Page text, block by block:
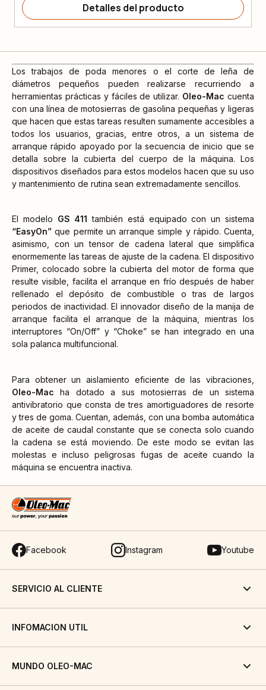
Detalles del producto
Los trabajos de poda menores o el corte de leña de
diámetros pequeños pueden realizarse recurriendo a
herramientas prácticas y fáciles de utilizar. Oleo-Mac cuenta
con una línea de motosierras de gasolina pequeñas y ligeras
que hacen que estas tareas resulten sumamente accesibles a
todos los usuarios, gracias, entre otros, a un sistema de
arranque rápido apoyado por la secuencia de inicio que se
detalla sobre la cubierta del cuerpo de la máquina. Los
dispositivos diseñados para estos modelos hacen que su uso
y mantenimiento de rutina sean extremadamente sencillos.
El modelo GS 411 también está equipado con un sistema
“EasyOn” que permite un arranque simple y rápido. Cuenta,
asimismo, con un tensor de cadena lateral que simplifica
enormemente las tareas de ajuste de la cadena. El dispositivo
Primer, colocado sobre la cubierta del motor de forma que
resulte visible, facilita el arranque en frío después de haber
rellenado el depósito de combustible o tras de largos
periodos de inactividad. El innovador diseño de la manija de
arranque facilita el arranque de la máquina, mientras los
interruptores “On/Off” y “Choke” se han integrado en una
sola palanca multifuncional.
Para obtener un aislamiento eficiente de las vibraciones,
Oleo-Mac ha dotado a sus motosierras de un sistema
antivibratorio que consta de tres amortiguadores de resorte
y tres de goma. Cuentan, además, con una bomba automática
de aceite de caudal constante que se conecta solo cuando
la cadena se está moviendo. De este modo se evitan las
molestas e incluso peligrosas fugas de aceite cuando la
máquina se encuentra inactiva.
Facebook Instagram Youtube
SERVICIO AL CLIENTE
INFOMACION UTIL
MUNDO OLEO-MAC